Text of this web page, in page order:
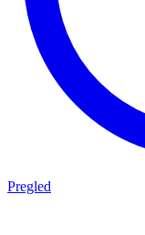
Pregled